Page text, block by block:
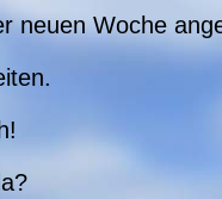
neuen Woche